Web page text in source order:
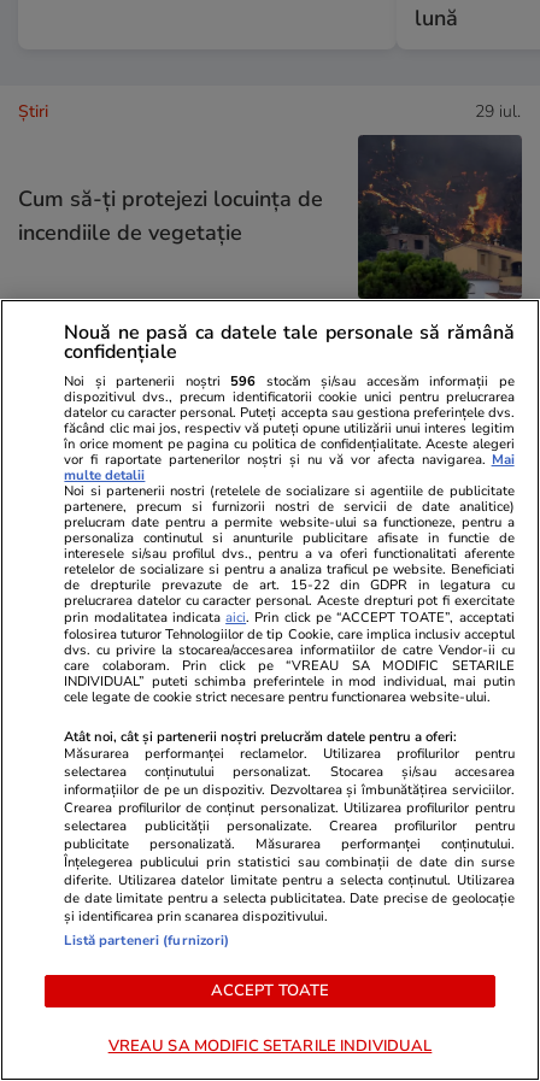
lună
Ştiri 29 iul.
Cum să-ți protejezi locuința de
incendiile de vegetație
Lifestyle
De ce să nu arunci semințele de
la pepenele roșu – ce beneficii
Lifestyle 15 iul.
Lifestyle 08 iul.
Nouă ne pasă ca datele tale personale să rămână
confidențiale
Noi și partenerii noștri 596 stocăm și/sau accesăm informații pe
dispozitivul dvs., precum identificatorii cookie unici pentru prelucrarea
datelor cu caracter personal. Puteți accepta sau gestiona preferințele dvs.
făcând clic mai jos, respectiv vă puteți opune utilizării unui interes legitim
în orice moment pe pagina cu politica de confidențialitate. Aceste alegeri
vor fi raportate partenerilor noștri și nu vă vor afecta navigarea. Mai
multe detalii
Noi si partenerii nostri (retelele de socializare si agentiile de publicitate
partenere, precum si furnizorii nostri de servicii de date analitice)
prelucram date pentru a permite website-ului sa functioneze, pentru a
personaliza continutul si anunturile publicitare afisate in functie de
interesele si/sau profilul dvs., pentru a va oferi functionalitati aferente
retelelor de socializare si pentru a analiza traficul pe website. Beneficiati
de drepturile prevazute de art. 15-22 din GDPR in legatura cu
prelucrarea datelor cu caracter personal. Aceste drepturi pot fi exercitate
prin modalitatea indicataaici. Prin click pe “ACCEPT TOATE”, acceptati
folosirea tuturor Tehnologiilor de tip Cookie, care implica inclusiv acceptul
dvs. cu privire la stocarea/accesarea informatiilor de catre Vendor-ii cu
care colaboram. Prin click pe “VREAU SA MODIFIC SETARILE
INDIVIDUAL” puteti schimba preferintele in mod individual, mai putin
cele legate de cookie strict necesare pentru functionarea website-ului.
Atât noi, cât și partenerii noștri prelucrăm datele pentru a oferi:
Măsurarea performanței reclamelor. Utilizarea profilurilor pentru
selectarea conținutului personalizat. Stocarea și/sau accesarea
informațiilor de pe un dispozitiv. Dezvoltarea și îmbunătățirea serviciilor.
Crearea profilurilor de conținut personalizat. Utilizarea profilurilor pentru
selectarea publicității personalizate. Crearea profilurilor pentru
publicitate personalizată. Măsurarea performanței conținutului.
Înțelegerea publicului prin statistici sau combinații de date din surse
diferite. Utilizarea datelor limitate pentru a selecta conținutul. Utilizarea
de date limitate pentru a selecta publicitatea. Date precise de geolocație
și identificarea prin scanarea dispozitivului.
Listă parteneri (furnizori)
ACCEPT TOATE
VREAU SA MODIFIC SETARILE INDIVIDUAL